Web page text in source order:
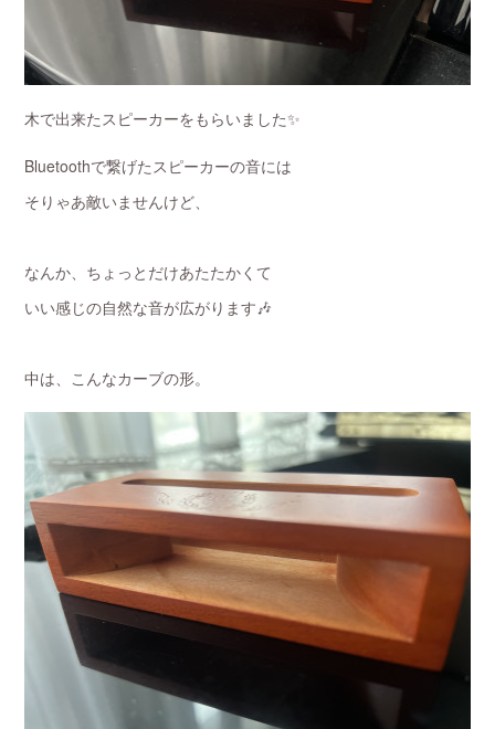
木で出来たスピーカーをもらいました✨
Bluetoothで繋げたスピーカーの音には
そりゃあ敵いませんけど、
なんか、ちょっとだけあたたかくて
いい感じの自然な音が広がります🎶
中は、こんなカーブの形。